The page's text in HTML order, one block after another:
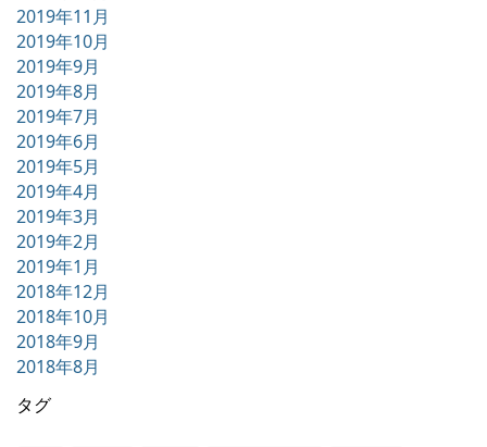
2019年11月
2019年10月
2019年9月
2019年8月
2019年7月
2019年6月
2019年5月
2019年4月
2019年3月
2019年2月
2019年1月
2018年12月
2018年10月
2018年9月
2018年8月
タグ